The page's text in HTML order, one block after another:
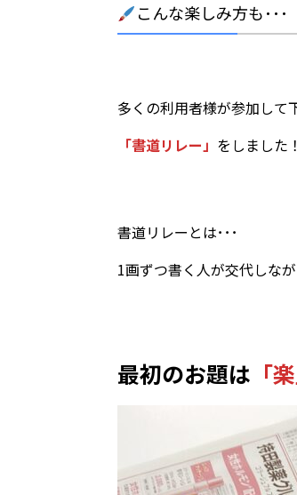
こんな楽しみ方も･･･
多くの利用者様が参加して
「書道リレー」 をしました！
書道リレーとは･･･
1画ずつ書く人が交代しな
最初のお題は 「楽